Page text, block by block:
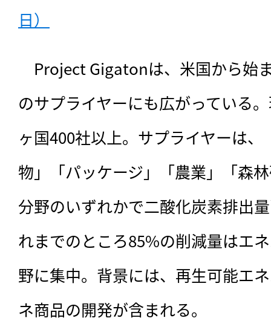
日）
Project Gigatonは、米国から始
のサプライヤーにも広がっている
ヶ国400社以上。サプライヤーは
物」「パッケージ」「農業」「森
分野のいずれかで二酸化炭素排出
れまでのところ85%の削減量はエ
野に集中。背景には、再生可能エ
ネ商品の開発が含まれる。